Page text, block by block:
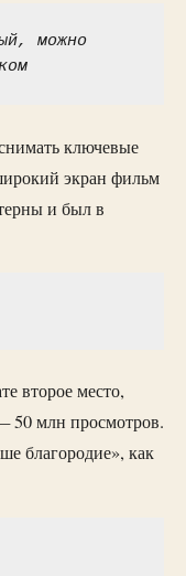
можно
ключевые
экран фильм
и был в
второе место,
50 млн просмотров.
благородие», как